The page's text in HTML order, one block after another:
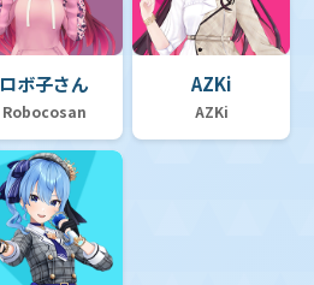
ロボ子さん
Robocosan
AZKi
AZKi